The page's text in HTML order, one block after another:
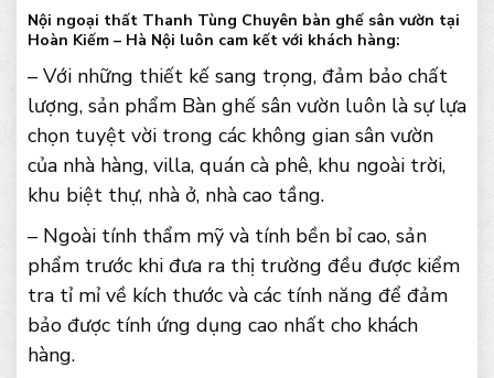
Nội ngoại thất Thanh Tùng Chuyên bàn ghế sân vườn tại
Hoàn Kiếm – Hà Nội luôn cam kết với khách hàng:
– Với những thiết kế sang trọng, đảm bảo chất
lượng, sản phẩm Bàn ghế sân vườn luôn là sự lựa
chọn tuyệt vời trong các không gian sân vườn
của nhà hàng, villa, quán cà phê, khu ngoài trời,
khu biệt thự, nhà ở, nhà cao tầng.
– Ngoài tính thẩm mỹ và tính bền bỉ cao, sản
phẩm trước khi đưa ra thị trường đều được kiểm
tra tỉ mỉ về kích thước và các tính năng để đảm
bảo được tính ứng dụng cao nhất cho khách
hàng.